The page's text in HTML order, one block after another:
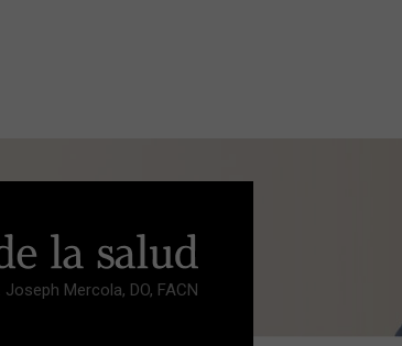
Joseph Mercola, DO, FACN